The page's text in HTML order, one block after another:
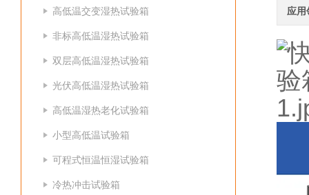
高低温交变湿热试验箱
非标高低温湿热试验箱
双层高低温湿热试验箱
光伏高低温湿热试验箱
高低温湿热老化试验箱
小型高低温试验箱
可程式恒温恒湿试验箱
冷热冲击试验箱
应用